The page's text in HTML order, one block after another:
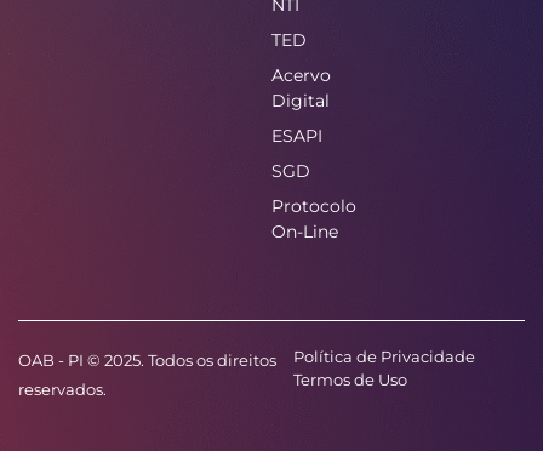
NTI
TED
Acervo
Digital
ESAPI
SGD
Protocolo
On-Line
OAB - PI © 2025. Todos os direitos
reservados.
Política de Privacidade
Termos de Uso